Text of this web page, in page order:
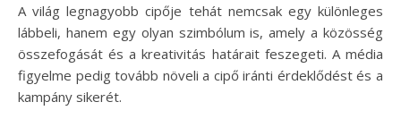
A világ legnagyobb cipője tehát nemcsak egy különleges
lábbeli, hanem egy olyan szimbólum is, amely a közösség
összefogását és a kreativitás határait feszegeti. A média
figyelme pedig tovább növeli a cipő iránti érdeklődést és a
kampány sikerét.